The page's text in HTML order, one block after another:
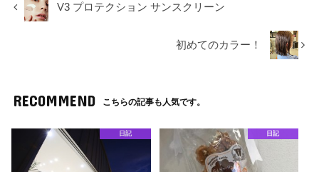
V3 プロテクション サンスクリーン
初めてのカラー！
RECOMMEND こちらの記事も人気です。
日記 日記